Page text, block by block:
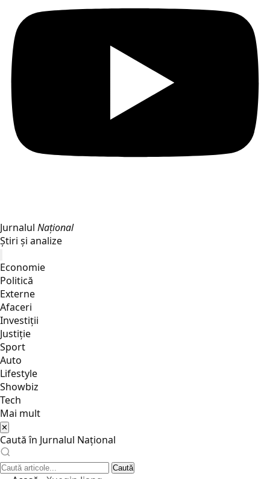
Jurnalul Național
Știri și analize
Economie
Politică
Externe
Afaceri
Investiții
Justiţie
Sport
Auto
Lifestyle
Showbiz
Tech
Mai mult
✕
Caută în Jurnalul Național
Caută